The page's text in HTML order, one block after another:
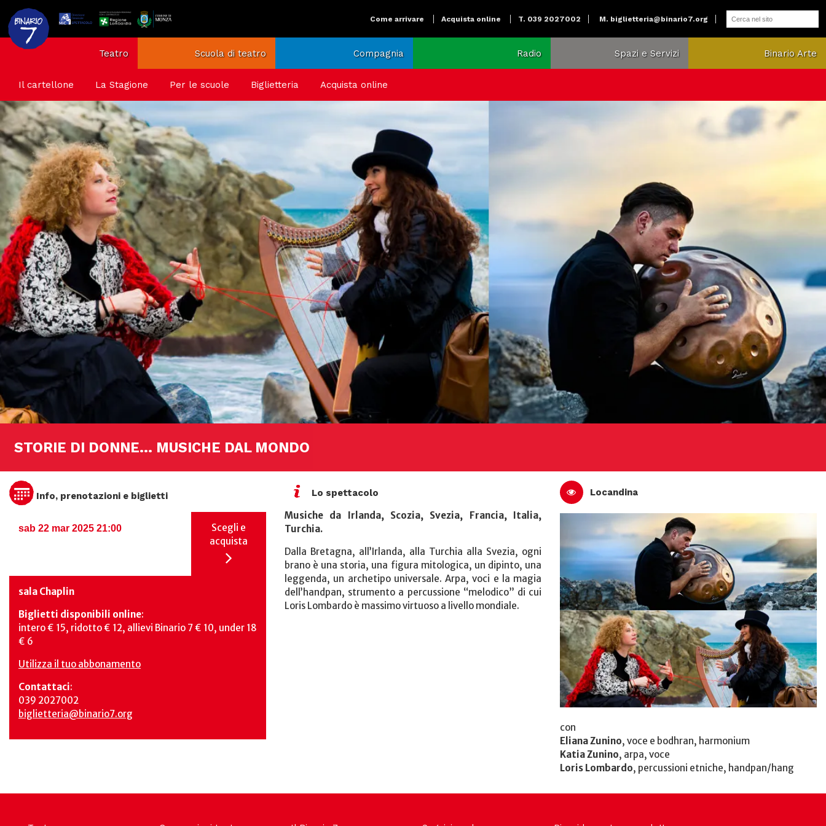
Come arrivare Acquista online T. 039 2027002 M. biglietteria@binario7.org
Teatro Scuola di teatro Compagnia Radio Spazi e Servizi Binario Arte
Il cartellone La Stagione Per le scuole Biglietteria Acquista online
STORIE DI DONNE... MUSICHE DAL MONDO
Info, prenotazioni e biglietti
sab 22 mar 2025 21:00
Scegli e
acquista
sala Chaplin
Biglietti disponibili online:
intero € 15, ridotto € 12, allievi Binario 7 € 10, under 18
€ 6
Utilizza il tuo abbonamento
Contattaci:
039 2027002
biglietteria@binario7.org
Lo spettacolo
Musiche da Irlanda, Scozia, Svezia, Francia, Italia,
Turchia.
Dalla Bretagna, all’Irlanda, alla Turchia alla Svezia, ogni
brano è una storia, una figura mitologica, un dipinto, una
leggenda, un archetipo universale. Arpa, voci e la magia
dell’handpan, strumento a percussione “melodico” di cui
Loris Lombardo è massimo virtuoso a livello mondiale.
Locandina
con
Eliana Zunino, voce e bodhran, harmonium
Katia Zunino, arpa, voce
Loris Lombardo, percussioni etniche, handpan/hang